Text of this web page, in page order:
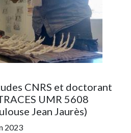
CNRS et doctorant
UMR 5608
Jean Jaurès)
2023